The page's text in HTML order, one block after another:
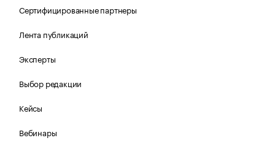
Сертифицированные партнеры
Лента публикаций
Эксперты
Выбор редакции
Кейсы
Вебинары